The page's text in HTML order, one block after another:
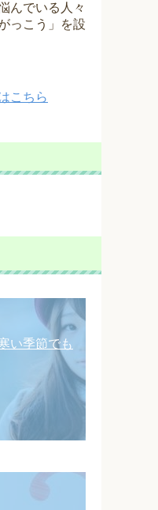
んでいる人々
っこう」を設
こちら
い季節でも